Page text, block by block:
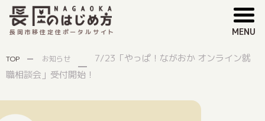
長岡市移住定住ポータルサイト MENU
TOP お知らせ
7/23「やっぱ！ながおか オンライン就
職相談会」受付開始！